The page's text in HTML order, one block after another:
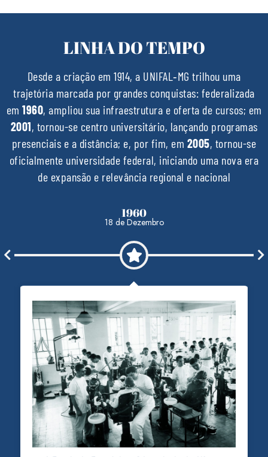
LINHA DOTEMPO
Desde a criação em 1914, a UNIFAL‑MG trilhou uma
trajetória marcada por grandes conquistas: federalizada
em 1960, ampliou sua infraestrutura e oferta de cursos; em
2001, tornou-se centro universitário, lançando programas
presenciais e a distância; e, por fim, em 2005, tornou-se
oficialmente universidade federal, iniciando uma nova era
de expansão e relevância regional e nacional
2001
1 de Outubro